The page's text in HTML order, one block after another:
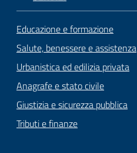
Educazione e formazione
Salute, benessere e assistenza
Urbanistica ed edilizia privata
Anagrafe e stato civile
Giustizia e sicurezza pubblica
Tributi e finanze